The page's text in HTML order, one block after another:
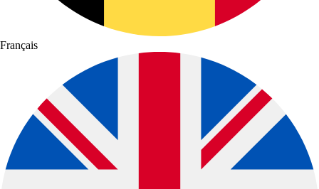
Français